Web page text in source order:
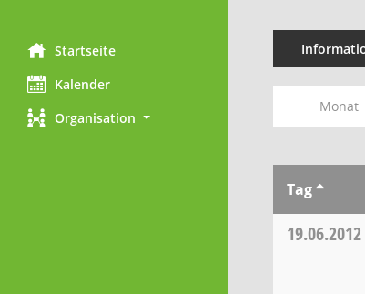
Startseite
Kalender
Organisation
Monat
Tag
19.06.2012